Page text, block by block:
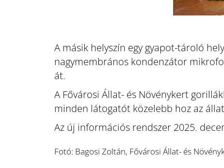
A másik helyszín egy gyapot-tároló
nagymembrános kondenzátor
át.
A Fővárosi Állat- és Növénykert
minden látogatót közelebb hoz az
Az új információs rendszer 2025.
Fotó: Bagosi Zoltán, Fővárosi Állat- és